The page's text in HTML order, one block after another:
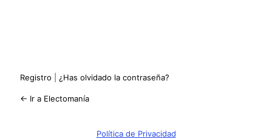
Registro ¿Has olvidado la contraseña?
← Ir a Electomanía
Política de Privacidad